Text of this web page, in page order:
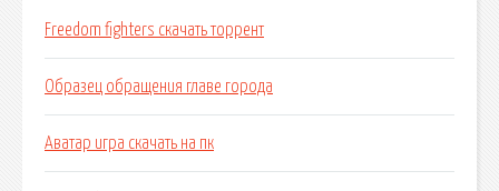
Freedom fighters скачать торрент
Образец обращения главе города
Аватар игра скачать на пк